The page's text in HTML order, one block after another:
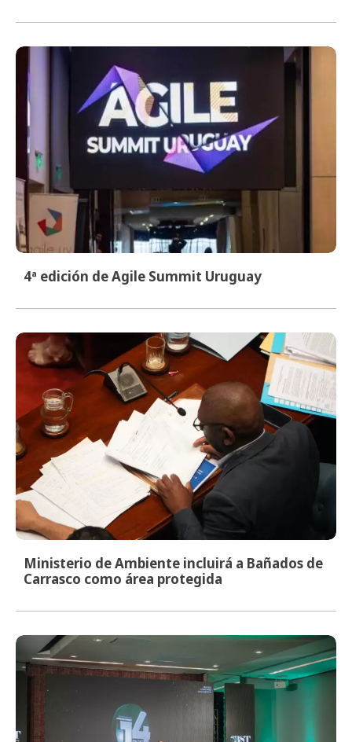
4ª edición de Agile Summit Uruguay
Ministerio de Ambiente incluirá a Bañados de
Carrasco como área protegida